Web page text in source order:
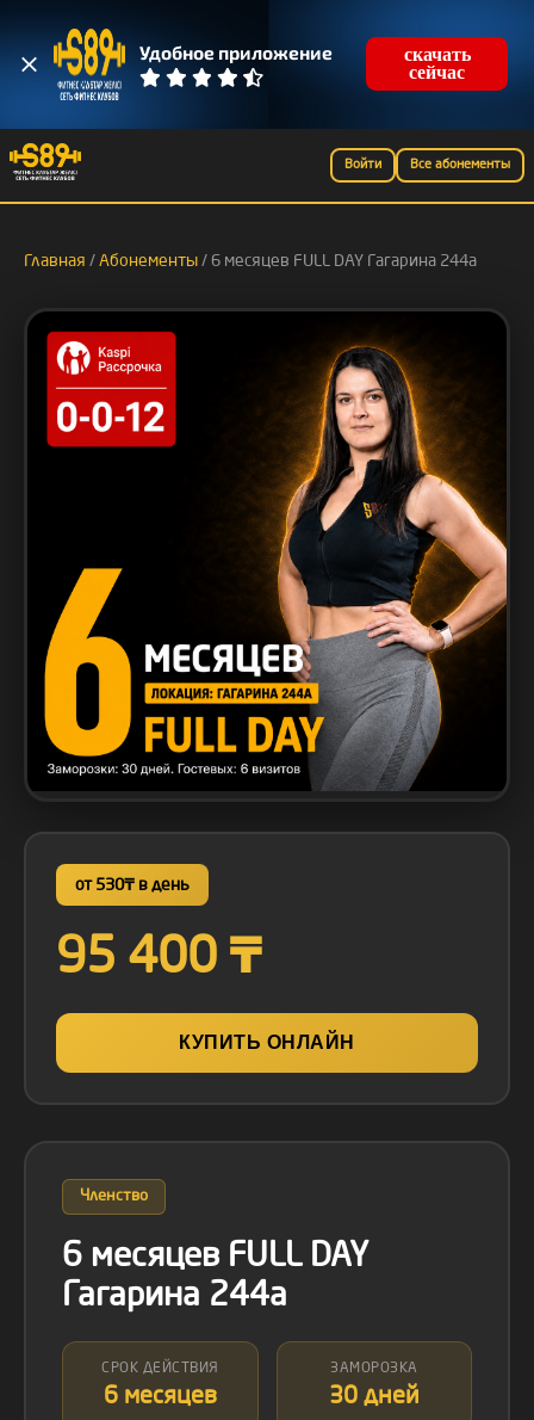
Удобное приложение скачать
сейчас
Войти Все абонементы
Главная / Абонементы / 6 месяцев FULL DAY Гагарина 244а
от 530₸ в день
95 400 ₸
КУПИТЬ ОНЛАЙН
Членство
6 месяцев FULL DAY
Гагарина 244а
СРОК ДЕЙСТВИЯ
6 месяцев
ЗАМОРОЗКА
30 дней